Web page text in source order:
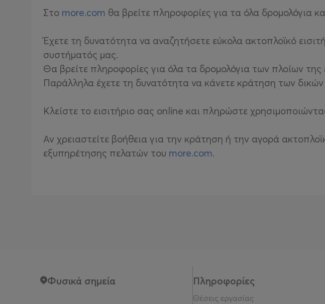
Στο more.com θα βρείτε πληροφορίες για τα όλα δρομολόγια
Έχετε τη δυνατότητα να αναζητήσετε εύκολα ακτοπλοϊκό
συστήματός μας.
Θα βρείτε πληροφορίες για όλα τα δρομολόγια των πλοίων της
Παράλληλα έχετε τη δυνατότητα να κάνετε κράτηση των
Κλείστε το εισιτήριο σας online και πληρώστε
Αν χρειαστείτε βοήθεια για την κράτηση ή την αγορά
εξυπηρέτησης πελατών του more.com.
Φυσικά σημεία Πληροφορίες
Θέσεις εργασίας